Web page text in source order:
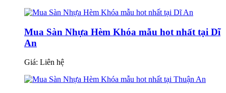
Mua Sàn Nhựa Hèm Khóa mẫu hot nhất tại Dĩ
An
Giá: Liên hệ